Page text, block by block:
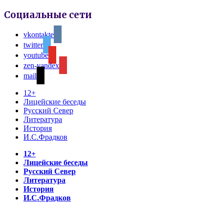
Социальные сети
vkontakte
twitter
youtube
zen-yandex
mail
12+
Лицейские беседы
Русский Север
Литература
История
И.С.Фрадков
12+
Лицейские беседы
Русский Север
Литература
История
И.С.Фрадков